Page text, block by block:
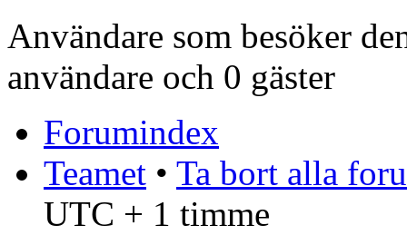
Användare som besöker
användare och 0 gäster
Forumindex
Teamet • Ta bort alla
UTC + 1 timme